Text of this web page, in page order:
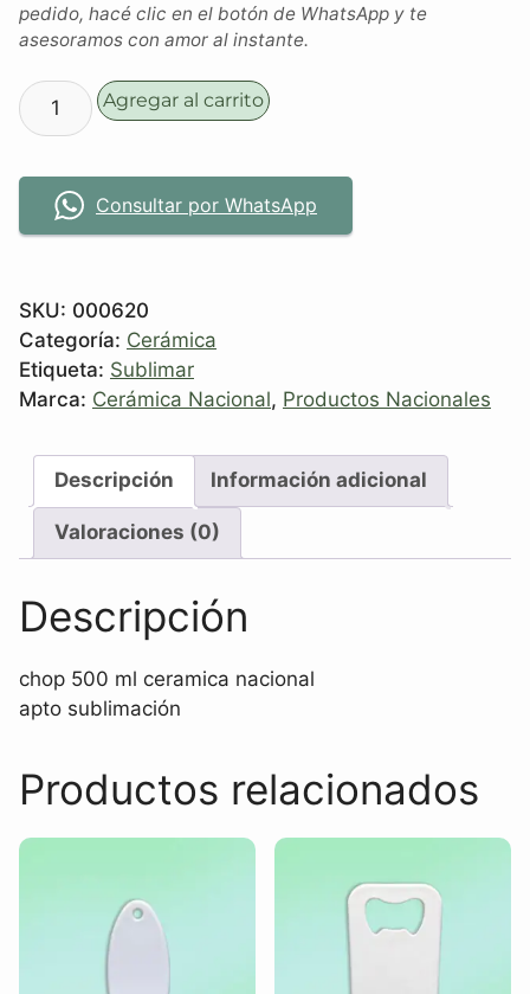
pedido, hacé clic en el botón de WhatsApp y te
asesoramos con amor al instante.
Agregar al carrito
Consultar por WhatsApp
SKU: 000620
Categoría: Cerámica
Etiqueta: Sublimar
Marca: Cerámica Nacional, Productos Nacionales
Descripción Información adicional
Valoraciones (0)
Descripción
chop 500 ml ceramica nacional
apto sublimación
Productos relacionados